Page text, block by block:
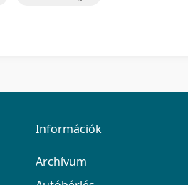
Információk
Archívum